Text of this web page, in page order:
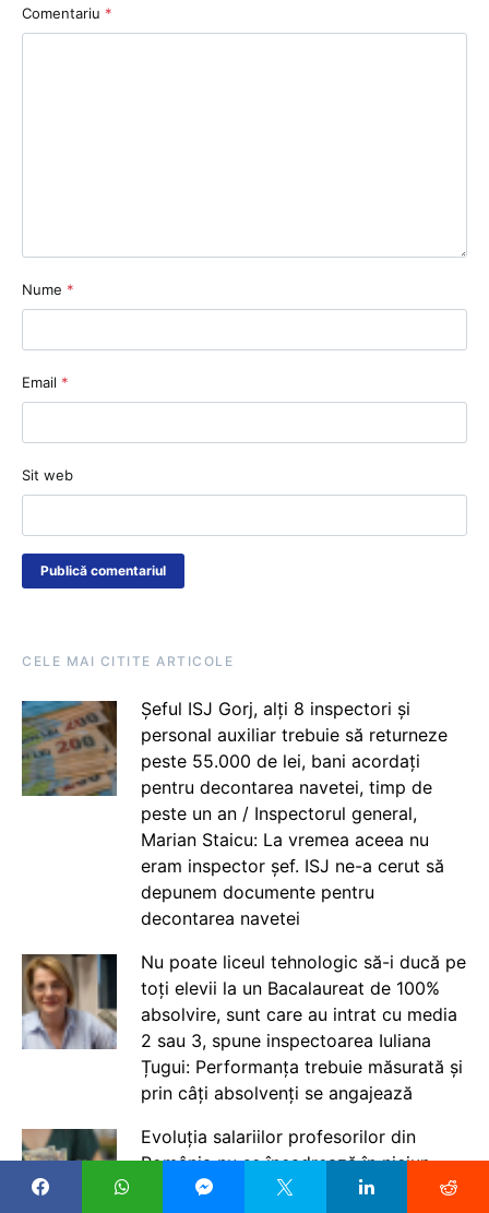
Comentariu *
Nume *
Email *
Sit web
CELE MAI CITITE ARTICOLE
Șeful ISJ Gorj, alți 8 inspectori și
personal auxiliar trebuie să returneze
peste 55.000 de lei, bani acordați
pentru decontarea navetei, timp de
peste un an / Inspectorul general,
Marian Staicu: La vremea aceea nu
eram inspector șef. ISJ ne-a cerut să
depunem documente pentru
decontarea navetei
Nu poate liceul tehnologic să-i ducă pe
toți elevii la un Bacalaureat de 100%
absolvire, sunt care au intrat cu media
2 sau 3, spune inspectoarea Iuliana
Țugui: Performanța trebuie măsurată și
prin câți absolvenți se angajează
Evoluția salariilor profesorilor din
România nu se încadrează în niciun
model european - analiză Eurydice: